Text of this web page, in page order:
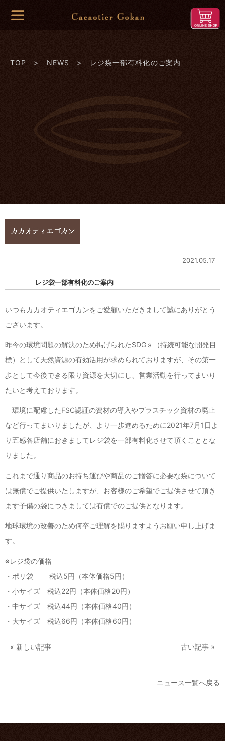
TOP > NEWS > レジ袋一部有料化のご案内
2021.05.17
レジ袋一部有料化のご案内
いつもカカオティエゴカンをご愛顧いただきまして誠にありがとう
ございます。
昨今の環境問題の解決のため掲げられたSDGｓ（持続可能な開発目
標）として天然資源の有効活用が求められておりますが、その第一
歩として今後できる限り資源を大切にし、営業活動を行ってまいり
たいと考えております。
環境に配慮したFSC認証の資材の導入やプラスチック資材の廃止
など行ってまいりましたが、より一歩進めるために2021年7月1日よ
り五感各店舗におきましてレジ袋を一部有料化させて頂くこととな
りました。
これまで通り商品のお持ち運びや商品のご贈答に必要な袋について
は無償でご提供いたしますが、お客様のご希望でご提供させて頂き
ます予備の袋につきましては有償でのご提供となります。
地球環境の改善のため何卒ご理解を賜りますようお願い申し上げま
す。
※レジ袋の価格
・ポリ袋 税込5円（本体価格5円）
・小サイズ 税込22円（本体価格20円）
・中サイズ 税込44円（本体価格40円）
・大サイズ 税込66円（本体価格60円）
古い記事 »
« 新しい記事
ニュース一覧へ戻る